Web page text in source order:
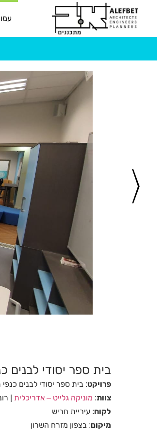
בית ספר יסודי לבנים
פרויקט: בית ספר יסודי לבנים
צוות: מוניקה גלייט – אדריכלית |
לקוח: עיריית חריש
מיקום: בצפון מזרח השרון